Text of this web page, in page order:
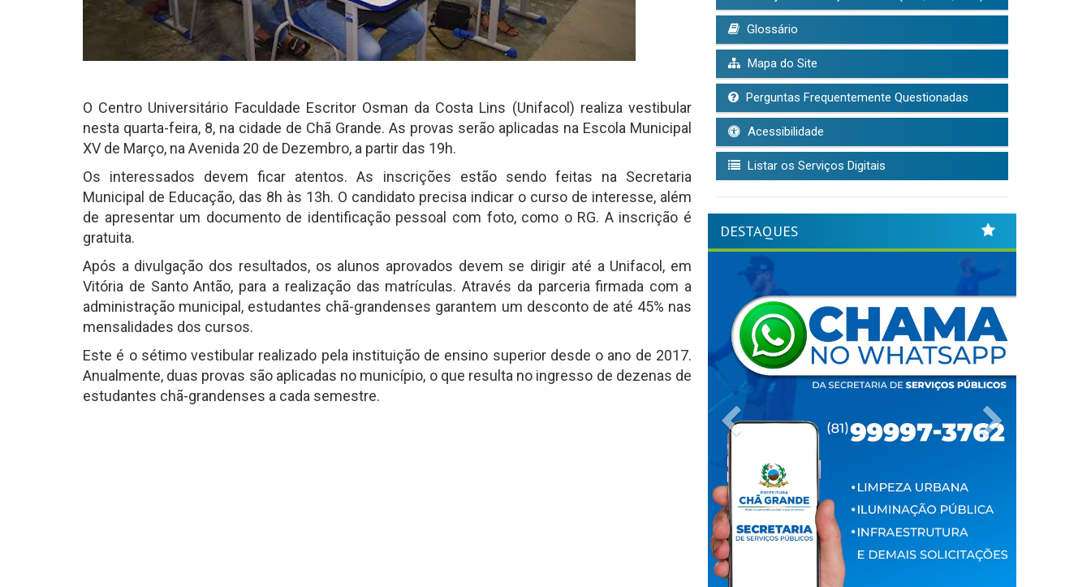
O Centro Universitário Faculdade Escritor Osman da Costa Lins (Unifacol) realiza vestibular
nesta quarta-feira, 8, na cidade de Chã Grande. As provas serão aplicadas na Escola Municipal
XV de Março, na Avenida 20 de Dezembro, a partir das 19h.
Os interessados devem ficar atentos. As inscrições estão sendo feitas na Secretaria
Municipal de Educação, das 8h às 13h. O candidato precisa indicar o curso de interesse, além
de apresentar um documento de identificação pessoal com foto, como o RG. A inscrição é
gratuita.
Após a divulgação dos resultados, os alunos aprovados devem se dirigir até a Unifacol, em
Vitória de Santo Antão, para a realização das matrículas. Através da parceria firmada com a
administração municipal, estudantes chã-grandenses garantem um desconto de até 45% nas
mensalidades dos cursos.
Este é o sétimo vestibular realizado pela instituição de ensino superior desde o ano de 2017.
Anualmente, duas provas são aplicadas no município, o que resulta no ingresso de dezenas de
estudantes chã-grandenses a cada semestre.
Glossário
Mapa do Site
Perguntas Frequentemente Questionadas
Acessibilidade
Listar os Serviços Digitais
DESTAQUES
Previous